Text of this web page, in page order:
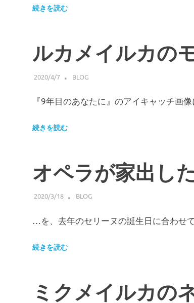
続きを読む
ルカメイルカの
2020/4/7 HIROSERYO
BLOG
『9年目のあなたに』のアイキャッチ画
続きを読む
オペラが家出し
2020/3/18 HIROSERYO
BLOG
…を、去年のセリーヌの誕生日に合わ
続きを読む
ミクメイルカの